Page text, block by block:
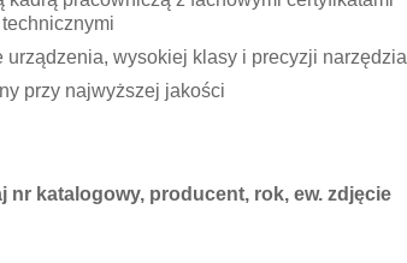
technicznymi
wysokiej klasy i precyzji narzędzia
przy najwyższej jakości
nr katalogowy, producent, rok, ew. zdjęcie